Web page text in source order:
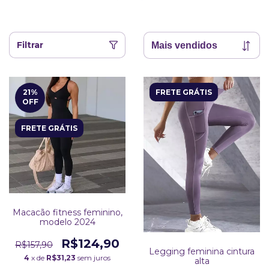
Filtrar
21%
OFF
FRETE GRÁTIS
Macacão fitness feminino,
modelo 2024
R$157,90 R$124,90
4 x de R$31,23 sem juros
FRETE GRÁTIS
Legging feminina cintura
alta